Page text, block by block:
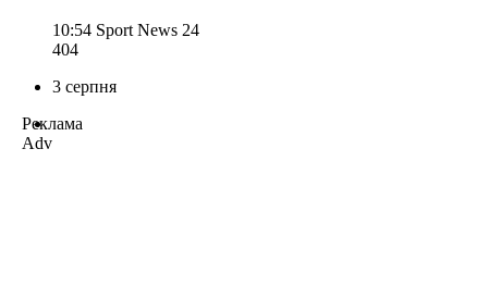
10:54 Sport News 24
404
3 серпня
Реклама
Adv